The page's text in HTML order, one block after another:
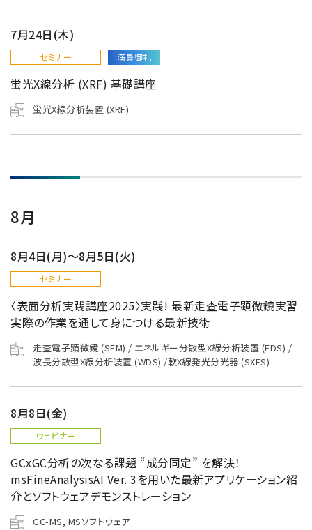
7月24日(木)
セミナー 満員御礼
蛍光X線分析 (XRF) 基礎講座
蛍光X線分析装置 (XRF)
8月
8月4日(月)～8月5日(火)
セミナー
〈表面分析実践講座2025〉実践! 最新走査電子顕微鏡実習
実際の作業を通して身につける最新技術
走査電子顕微鏡 (SEM) / エネルギー分散型X線分析装置 (EDS) /
波長分散型X線分析装置 (WDS) /軟X線発光分光器 (SXES)
8月8日(金)
ウェビナー
GCxGC分析の次なる課題 “成分同定” を解決！
msFineAnalysisAI Ver. 3を用いた最新アプリケーション紹
介とソフトウェアデモンストレーション
GC-MS, MSソフトウェア